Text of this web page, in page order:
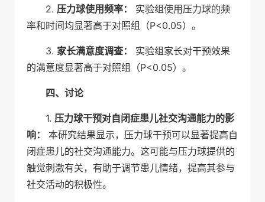
2. 压力球使用频率：
实验组使用压力球的频
率和时间均显著高于对照组（P<0.05）。
3. 家长满意度调查：
实验组家长对干预效果
的满意度显著高于对照组（P<0.05）。
四、讨论
1. 压力球干预对自闭症患儿社交沟通能力的影
响：
本研究结果显示，压力球干预可以显著提高自
闭症患儿的社交沟通能力。这可能与压力球提供的
触觉刺激有关，有助于调节患儿情绪，提高其参与
社交活动的积极性。